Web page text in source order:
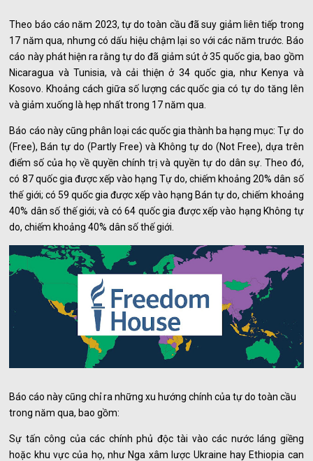
Theo báo cáo năm 2023, tự do toàn cầu đã suy giảm liên tiếp trong
17 năm qua, nhưng có dấu hiệu chậm lại so với các năm trước. Báo
cáo này phát hiện ra rằng tự do đã giảm sút ở 35 quốc gia, bao gồm
Nicaragua và Tunisia, và cải thiện ở 34 quốc gia, như Kenya và
Kosovo. Khoảng cách giữa số lượng các quốc gia có tự do tăng lên
và giảm xuống là hẹp nhất trong 17 năm qua.
Báo cáo này cũng phân loại các quốc gia thành ba hạng mục: Tự do
(Free), Bán tự do (Partly Free) và Không tự do (Not Free), dựa trên
điểm số của họ về quyền chính trị và quyền tự do dân sự. Theo đó,
có 87 quốc gia được xếp vào hạng Tự do, chiếm khoảng 20% dân số
thế giới; có 59 quốc gia được xếp vào hạng Bán tự do, chiếm khoảng
40% dân số thế giới; và có 64 quốc gia được xếp vào hạng Không tự
do, chiếm khoảng 40% dân số thế giới.
Báo cáo này cũng chỉ ra những xu hướng chính của tự do toàn cầu
trong năm qua, bao gồm:
Sự tấn công của các chính phủ độc tài vào các nước láng giềng
hoặc khu vực của họ, như Nga xâm lược Ukraine hay Ethiopia can